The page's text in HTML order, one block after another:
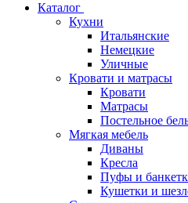
Каталог
Кухни
Итальянские
Немецкие
Уличные
Кровати и матрасы
Кровати
Матрасы
Постельное
Мягкая мебель
Диваны
Кресла
Пуфы и
Кушетки и